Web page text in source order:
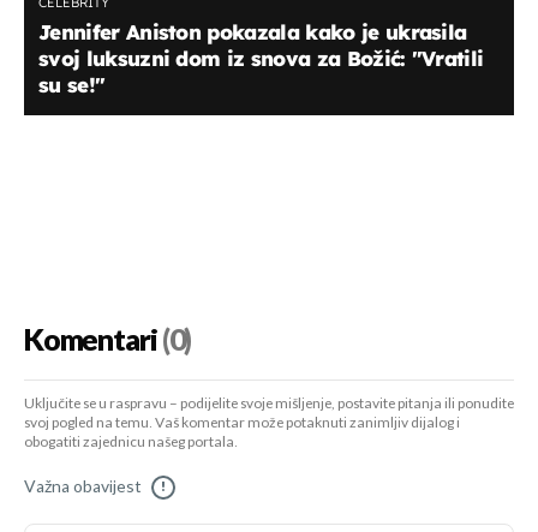
Jennifer Aniston pokazala kako je ukrasila
svoj luksuzni dom iz snova za Božić: "Vratili
su se!"
Komentari(0)
Uključite se u raspravu – podijelite svoje mišljenje, postavite pitanja ili ponudite
svoj pogled na temu. Vaš komentar može potaknuti zanimljiv dijalog i
obogatiti zajednicu našeg portala.
Važna obavijest !